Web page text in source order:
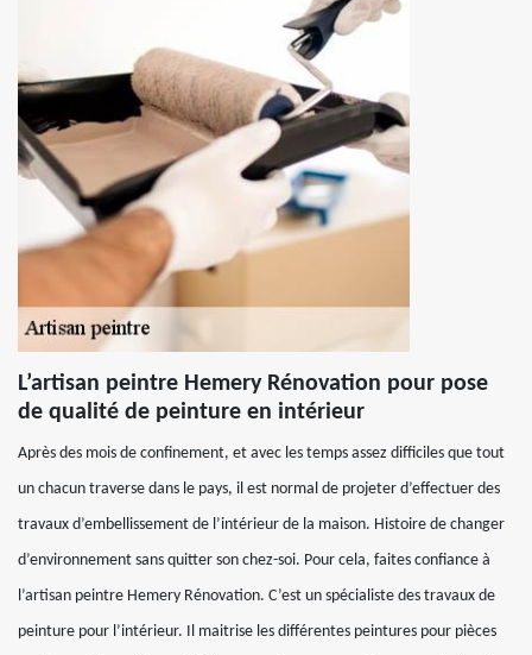
L’artisan peintre Hemery Rénovation pour pose
de qualité de peinture en intérieur
Après des mois de confinement, et avec les temps assez difficiles que tout
un chacun traverse dans le pays, il est normal de projeter d’effectuer des
travaux d’embellissement de l’intérieur de la maison. Histoire de changer
d’environnement sans quitter son chez-soi. Pour cela, faites confiance à
l’artisan peintre Hemery Rénovation. C’est un spécialiste des travaux de
peinture pour l’intérieur. Il maitrise les différentes peintures pour pièces